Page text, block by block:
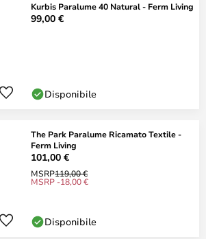
Kurbis Paralume 40 Natural - Ferm Living
99,00 €
Disponibile
The Park Paralume Ricamato Textile -
Ferm Living
101,00 €
MSRP119,00 €
MSRP -18,00 €
Disponibile